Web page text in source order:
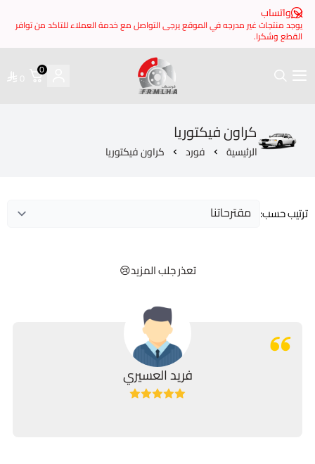
مدرجه في الموقع يرجى التواصل مع خدمة العملاء للتاكد من توافر
فيكتوريا
فورد كراون فيكتوريا
تعذر جلب المزيد😢
فريد العسيري